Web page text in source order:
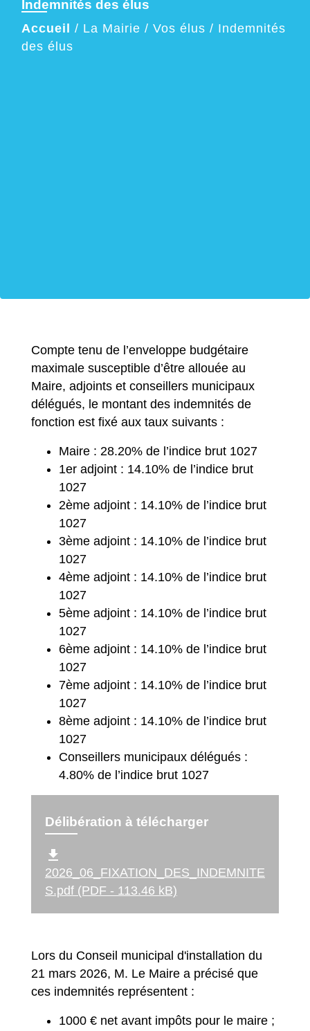
Indemnités des élus
Accueil / La Mairie / Vos élus / Indemnités
des élus
Compte tenu de l’enveloppe budgétaire
maximale susceptible d’être allouée au
Maire, adjoints et conseillers municipaux
délégués, le montant des indemnités de
fonction est fixé aux taux suivants :
Maire : 28.20% de l’indice brut 1027
1er adjoint : 14.10% de l’indice brut
1027
2ème adjoint : 14.10% de l’indice brut
1027
3ème adjoint : 14.10% de l’indice brut
1027
4ème adjoint : 14.10% de l’indice brut
1027
5ème adjoint : 14.10% de l’indice brut
1027
6ème adjoint : 14.10% de l’indice brut
1027
7ème adjoint : 14.10% de l’indice brut
1027
8ème adjoint : 14.10% de l’indice brut
1027
Conseillers municipaux délégués :
4.80% de l’indice brut 1027
Délibération à télécharger
file_download
2026_06_FIXATION_DES_INDEMNITE
S.pdf (PDF - 113.46 kB)
Lors du Conseil municipal d'installation du
21 mars 2026, M. Le Maire a précisé que
ces indemnités représentent :
1000 € net avant impôts pour le maire ;